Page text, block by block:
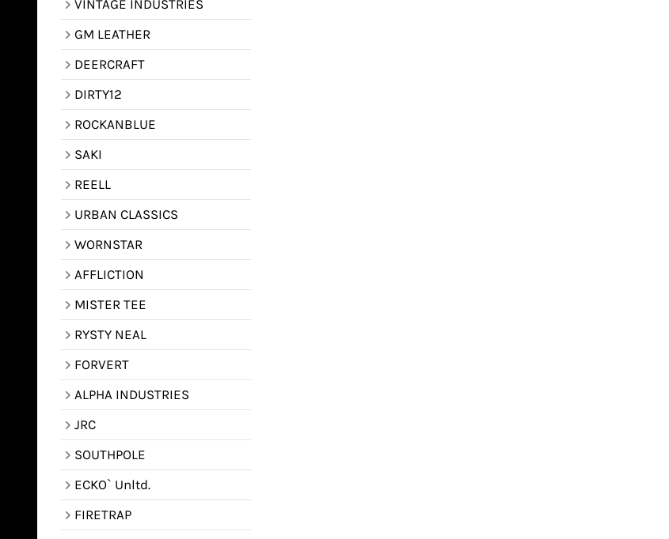
VINTAGE INDUSTRIES
GM LEATHER
DEERCRAFT
DIRTY12
ROCKANBLUE
SAKI
REELL
URBAN CLASSICS
WORNSTAR
AFFLICTION
MISTER TEE
RYSTY NEAL
FORVERT
ALPHA INDUSTRIES
JRC
SOUTHPOLE
ECKO` Unltd.
FIRETRAP